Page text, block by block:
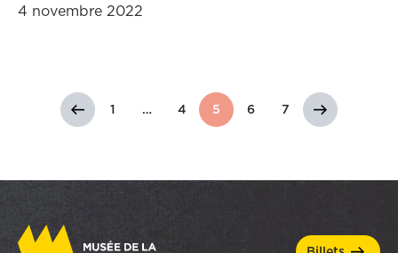
4 novembre 2022
1 … 4 5 6 7